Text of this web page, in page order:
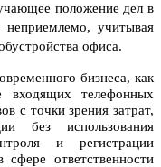
положение дел в
учитывая
офиса.
бизнеса, как
входящих телефонных
с точки зрения затрат,
без использования
и регистрации
ответственности